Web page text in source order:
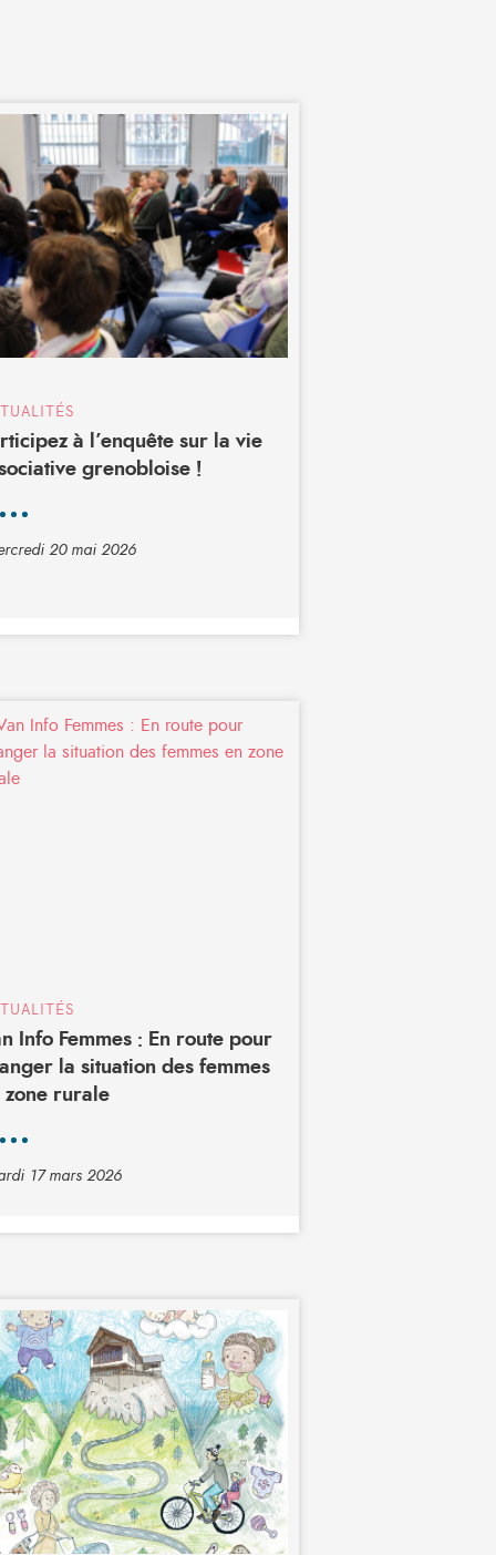
à l’enquête sur la vie
grenobloise !
20 mai 2026
Info Femmes : En route pour
la situation des femmes
zone rurale
17 mars 2026